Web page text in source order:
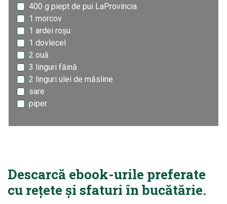
400 g piept de pui LaProvincia
1 morcov
1 ardei roșu
1 dovlecel
2 ouă
3 linguri făină
2 linguri ulei de măsline
sare
piper
Descarcă ebook-urile preferate
cu rețete și sfaturi în bucătărie.